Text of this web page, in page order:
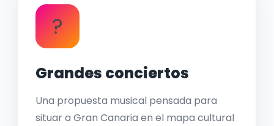
?
Grandes conciertos
Una propuesta musical pensada para
situar a Gran Canaria en el mapa cultural